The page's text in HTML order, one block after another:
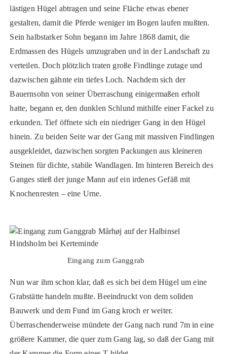
lästigen Hügel abtragen und seine Fläche etwas ebener
gestalten, damit die Pferde weniger im Bogen laufen mußten.
Sein halbstarker Sohn begann im Jahre 1868 damit, die
Erdmassen des Hügels umzugraben und in der Landschaft zu
verteilen. Doch plötzlich traten große Findlinge zutage und
dazwischen gähnte ein tiefes Loch. Nachdem sich der
Bauernsohn von seiner Überraschung einigermaßen erholt
hatte, begann er, den dunklen Schlund mithilfe einer Fackel zu
erkunden. Tief öffnete sich ein niedriger Gang in den Hügel
hinein. Zu beiden Seite war der Gang mit massiven Findlingen
ausgekleidet, dazwischen sorgten Packungen aus kleineren
Steinen für dichte, stabile Wandlagen. Im hinteren Bereich des
Ganges stieß der junge Mann auf ein irdenes Gefäß mit
Knochenresten – eine Urne.
Eingang zum Ganggrab
Nun war ihm schon klar, daß es sich bei dem Hügel um eine
Grabstätte handeln mußte. Beeindruckt von dem soliden
Bauwerk und dem Fund im Gang kroch er weiter.
Überraschenderweise mündete der Gang nach rund 7m in eine
größere Kammer, die quer zum Gang lag, so daß der Gang mit